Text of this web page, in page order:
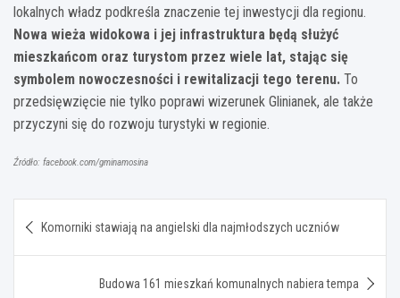
lokalnych władz podkreśla znaczenie tej inwestycji dla regionu.
Nowa wieża widokowa i jej infrastruktura będą służyć
mieszkańcom oraz turystom przez wiele lat, stając się
symbolem nowoczesności i rewitalizacji tego terenu. To
przedsięwzięcie nie tylko poprawi wizerunek Glinianek, ale także
przyczyni się do rozwoju turystyki w regionie.
Źródło: facebook.com/gminamosina
wpisu
Komorniki stawiają na angielski dla najmłodszych uczniów
Budowa 161 mieszkań komunalnych nabiera tempa